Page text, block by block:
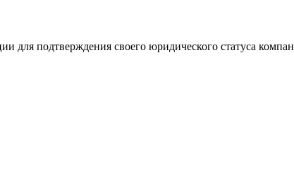
для подтверждения своего юридического статуса